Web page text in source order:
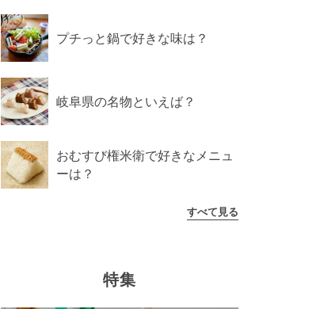
プチっと鍋で好きな味は？
岐阜県の名物といえば？
おむすび権米衛で好きなメニュ
ーは？
すべて見る
特集